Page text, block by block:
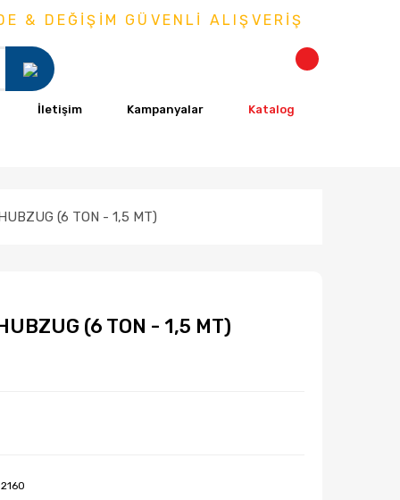
DEĞİŞİM GÜVENLİ ALIŞVERİŞ
İletişim Kampanyalar Katalog
(6 TON - 1,5 MT)
(6 TON - 1,5 MT)